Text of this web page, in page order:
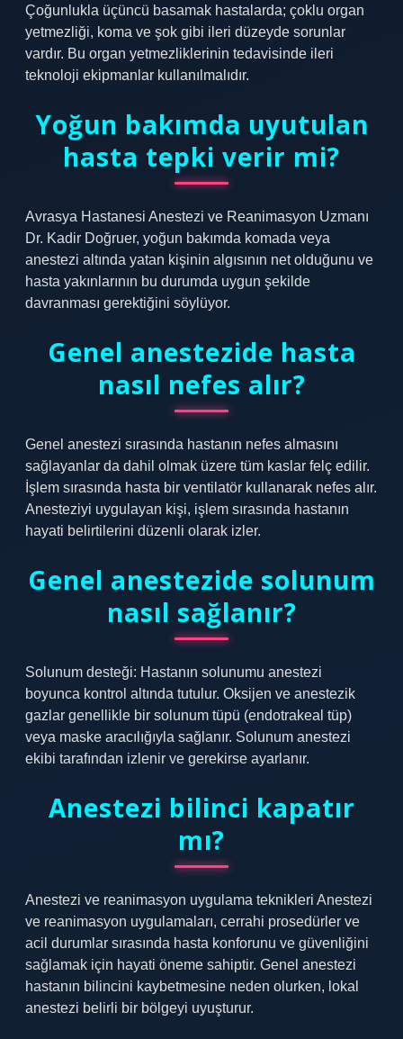
Çoğunlukla üçüncü basamak hastalarda; çoklu organ
yetmezliği, koma ve şok gibi ileri düzeyde sorunlar
vardır. Bu organ yetmezliklerinin tedavisinde ileri
teknoloji ekipmanlar kullanılmalıdır.
Yoğun bakımda uyutulan
hasta tepki verir mi?
Avrasya Hastanesi Anestezi ve Reanimasyon Uzmanı
Dr. Kadir Doğruer, yoğun bakımda komada veya
anestezi altında yatan kişinin algısının net olduğunu ve
hasta yakınlarının bu durumda uygun şekilde
davranması gerektiğini söylüyor.
Genel anestezide hasta
nasıl nefes alır?
Genel anestezi sırasında hastanın nefes almasını
sağlayanlar da dahil olmak üzere tüm kaslar felç edilir.
İşlem sırasında hasta bir ventilatör kullanarak nefes alır.
Anesteziyi uygulayan kişi, işlem sırasında hastanın
hayati belirtilerini düzenli olarak izler.
Genel anestezide solunum
nasıl sağlanır?
Solunum desteği: Hastanın solunumu anestezi
boyunca kontrol altında tutulur. Oksijen ve anestezik
gazlar genellikle bir solunum tüpü (endotrakeal tüp)
veya maske aracılığıyla sağlanır. Solunum anestezi
ekibi tarafından izlenir ve gerekirse ayarlanır.
Anestezi bilinci kapatır
mı?
Anestezi ve reanimasyon uygulama teknikleri Anestezi
ve reanimasyon uygulamaları, cerrahi prosedürler ve
acil durumlar sırasında hasta konforunu ve güvenliğini
sağlamak için hayati öneme sahiptir. Genel anestezi
hastanın bilincini kaybetmesine neden olurken, lokal
anestezi belirli bir bölgeyi uyuşturur.